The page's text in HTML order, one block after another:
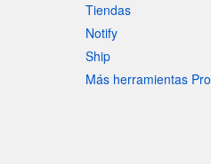
Tiendas
Notify
Ship
Más herramientas Pro